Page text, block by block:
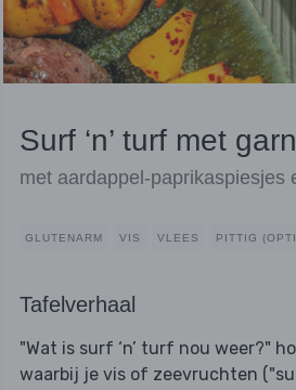
Surf ‘n’ turf met
met aardappel-paprikaspiesjes
GLUTENARM VIS VLEES PITTIG
Tafelverhaal
"Wat is surf ‘n’ turf nou weer?"
waarbij je vis of zeevruchten